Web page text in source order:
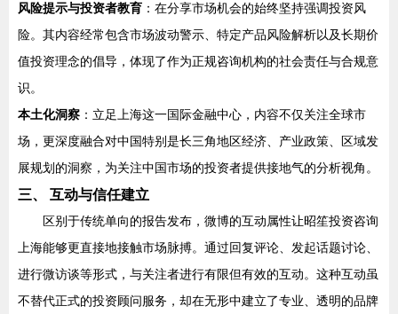
风险提示与投资者教育 ：在分享市场机会的始终坚持强调投资风
险。其内容经常包含市场波动警示、特定产品风险解析以及长期价
值投资理念的倡导，体现了作为正规咨询机构的社会责任与合规意
识。
本土化洞察 ：立足上海这一国际金融中心，内容不仅关注全球市
场，更深度融合对中国特别是长三角地区经济、产业政策、区域发
展规划的洞察，为关注中国市场的投资者提供接地气的分析视角。
三、 互动与信任建立
区别于传统单向的报告发布，微博的互动属性让昭笙投资咨询
上海能够更直接地接触市场脉搏。通过回复评论、发起话题讨论、
进行微访谈等形式，与关注者进行有限但有效的互动。这种互动虽
不替代正式的投资顾问服务，却在无形中建立了专业、透明的品牌